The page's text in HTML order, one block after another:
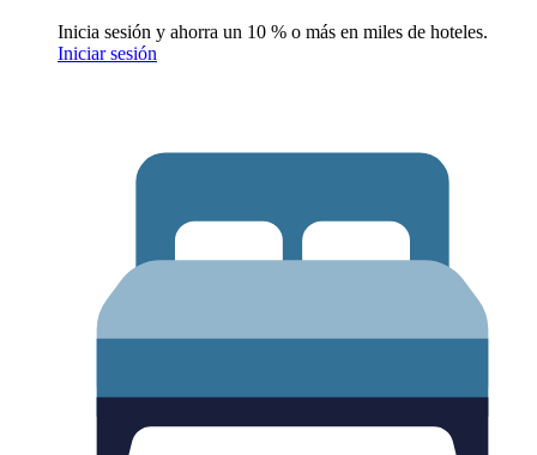
Inicia sesión y ahorra un 10 % o más en miles de hoteles.
Iniciar sesión